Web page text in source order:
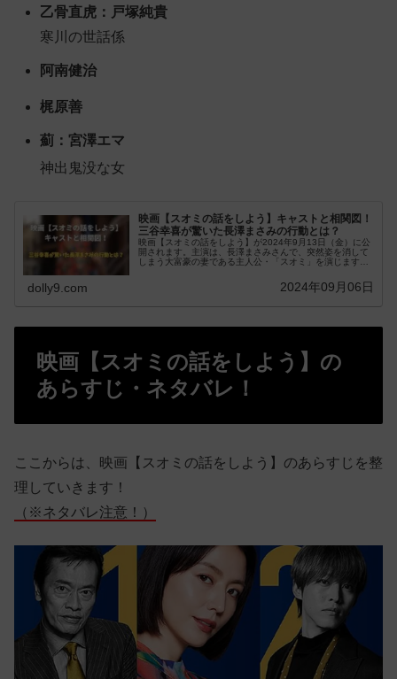
乙骨直虎：戸塚純貴
寒川の世話係
阿南健治
梶原善
薊：宮澤エマ
神出鬼没な女
映画【スオミの話をしよう】キャストと相関図！
三谷幸喜が驚いた長澤まさみの行動とは？
映画【スオミの話をしよう】が2024年9月13日（金）に公
開されます。主演は、長澤まさみさんで、突然姿を消して
しまう大富豪の妻である主人公・「スオミ」を演じます。
dolly9.com 2024年09月06日
映画【スオミの話をしよう】の
あらすじ・ネタバレ！
ここからは、映画【スオミの話をしよう】のあらすじを整
理していきます！
（※ネタバレ注意！）